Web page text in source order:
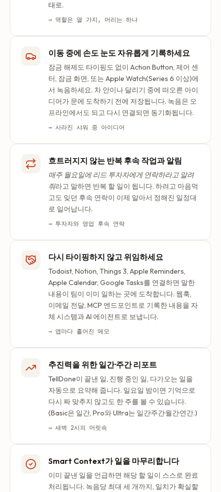
태로.
→ 역할은 열 가지, 머리는 하나
이동 중에 손도 눈도 자유롭게 기록하세요
잠금 해제도 타이핑도 없이 Action Button, 제어 센
터, 잠금 화면, 또는 Apple Watch(Series 6 이상)에
서 녹음하세요. 차 안이나 달리기 중에 떠오른 아이
디어가 문에 도착하기 전에 저장됩니다. 녹음은 오
프라인에서도 되고 다시 연결되면 동기화됩니다.
→ 사라진 샤워 중 아이디어
흐트러지지 않는 반복 후속 작업과 알림
매주 월요일에 리드 투자자에게 연락하라고 알려
줘라고 말하면 반복 할 일이 됩니다. 하려고 마음먹
고도 잊던 후속 연락이 이제 알아서 정해진 일정대
로 일어납니다.
→ 투자자와 영업 후속 연락
다시 타이핑하지 않고 위임하세요
Todoist, Notion, Things 3, Apple Reminders,
Apple Calendar, Google Tasks를 연결하면 말한
내용이 팀이 이미 일하는 곳에 도착합니다. 웹훅,
이메일 전달, MCP 엔드포인트로 기록한 내용을 자
체 시스템과 AI 에이전트로 보냅니다.
→ 앱마다 흩어진 메모
추진력을 위한 일간·주간 리포트
TellDone이 끝낸 일, 진행 중인 일, 다가오는 일을
자동으로 요약해 줍니다. 일요일 밤이면 기억으로
다시 짜 맞추지 않고도 한 주를 볼 수 있습니다.
(Basic은 일간, Pro와 Ultra는 일간·주간·월간·연간.)
→ 새벽 2시의 머릿속
Smart Context가 일을 마무리합니다
이미 끝낸 일을 언급하면 해당 할 일이 스스로 완료
처리됩니다. 녹음당 최대 세 개까지, 일치가 확실할